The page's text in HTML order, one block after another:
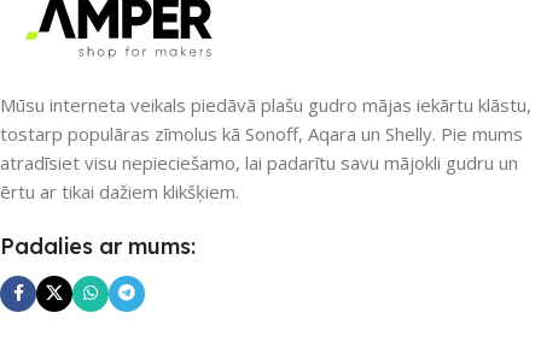
PIEEJAMS UZREIZ
Nē
Mūsu interneta veikals piedāvā plašu gudro mājas iekārtu klāstu,
tostarp populāras zīmolus kā Sonoff, Aqara un Shelly. Pie mums
atradīsiet visu nepieciešamo, lai padarītu savu mājokli gudru un
ērtu ar tikai dažiem klikšķiem.
Padalies ar mums: